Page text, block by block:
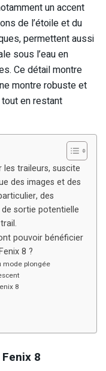
un accent
de l’étoile et du
permettent aussi
sous l’eau en
Ce détail montre
montre robuste et
en restant
les traileurs, suscite
des images et des
des
sortie potentielle
pouvoir bénéficier
8 ?
mode plongée
8
8